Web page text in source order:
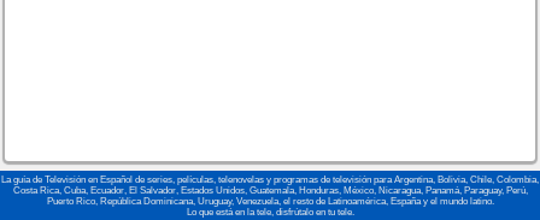
La guía de Televisión en Español de series, películas, telenovelas y programas de televisión para Argentina, Bolivia, Chile, Colombia,
Costa Rica, Cuba, Ecuador, El Salvador, Estados Unidos, Guatemala, Honduras, México, Nicaragua, Panamá, Paraguay, Perú,
Puerto Rico, República Dominicana, Uruguay, Venezuela, el resto de Latinoamérica, España y el mundo latino.
Lo que está en la tele, disfrútalo en tu tele.